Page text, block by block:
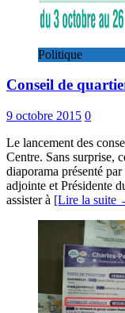
Politique
Conseil de
9 octobre 2015 0
Le lancement des
Centre. Sans surprise,
diaporama présenté
adjointe et Présidente
assister à [Lire la suite